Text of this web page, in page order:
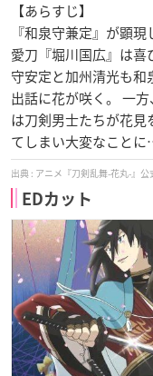
【あらすじ】
『和泉守兼定』が顕
愛刀『堀川国広』は
守安定と加州清光も
出話に花が咲く。 一
は刀剣男士たちが花見
てしまい大変なことに
アニメ『刀剣乱舞-花丸-』公
EDカット